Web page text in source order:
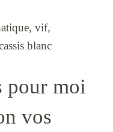
vif,
blanc
pour moi
vos